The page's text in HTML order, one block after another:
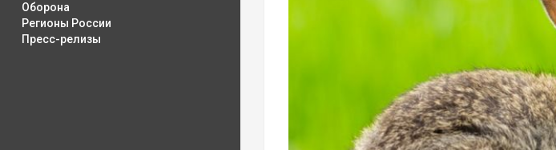
Оборона
Регионы России
Пресс-релизы